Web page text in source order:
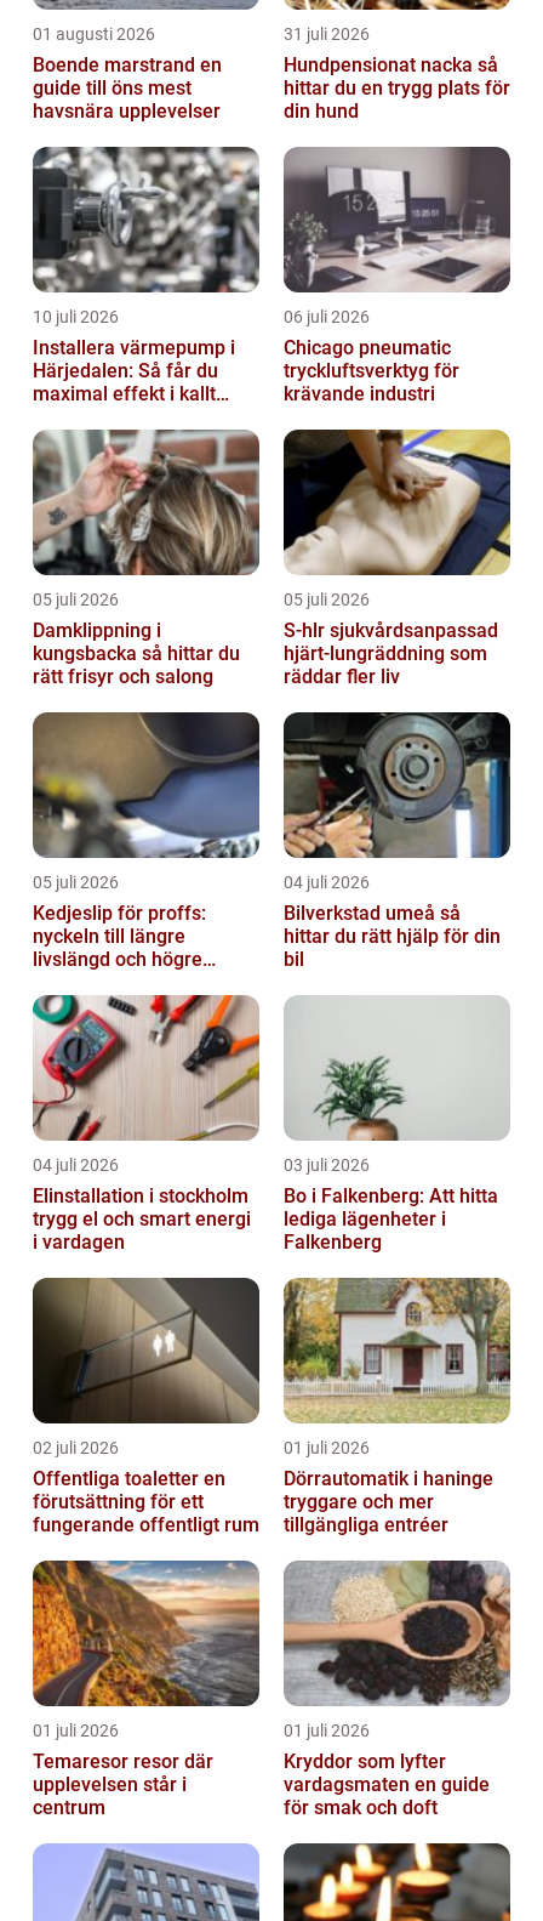
01 augusti 2026
Boende marstrand en
guide till öns mest
havsnära upplevelser
31 juli 2026
Hundpensionat nacka så
hittar du en trygg plats för
din hund
10 juli 2026
Installera värmepump i
Härjedalen: Så får du
maximal effekt i kallt
06 juli 2026
Chicago pneumatic
tryckluftsverktyg för
krävande industri
05 juli 2026
Damklippning i
kungsbacka så hittar du
rätt frisyr och salong
05 juli 2026
S-hlr sjukvårdsanpassad
hjärt-lungräddning som
räddar fler liv
05 juli 2026
Kedjeslip för proffs:
nyckeln till längre
livslängd och högre
04 juli 2026
Bilverkstad umeå så
hittar du rätt hjälp för din
bil
04 juli 2026
Elinstallation i stockholm
trygg el och smart energi
i vardagen
03 juli 2026
Bo i Falkenberg: Att hitta
lediga lägenheter i
Falkenberg
02 juli 2026
Offentliga toaletter en
förutsättning för ett
fungerande offentligt rum
01 juli 2026
Dörrautomatik i haninge
tryggare och mer
tillgängliga entréer
01 juli 2026
Temaresor resor där
upplevelsen står i
centrum
01 juli 2026
Kryddor som lyfter
vardagsmaten en guide
för smak och doft